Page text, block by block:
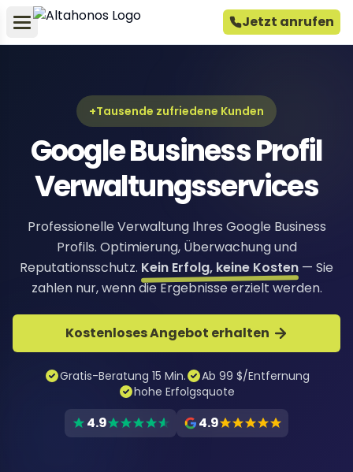
Jetzt anrufen
+Tausende zufriedene Kunden
Google Business Profil
Verwaltungsservices
Professionelle Verwaltung Ihres Google Business
Profils. Optimierung, Überwachung und
Reputationsschutz. Kein Erfolg, keine Kosten — Sie
zahlen nur, wenn die Ergebnisse erzielt werden.
Kostenloses Angebot erhalten
Gratis-Beratung 15 Min.
Ab 99 $/Entfernung
hohe Erfolgsquote
4.9 4.9